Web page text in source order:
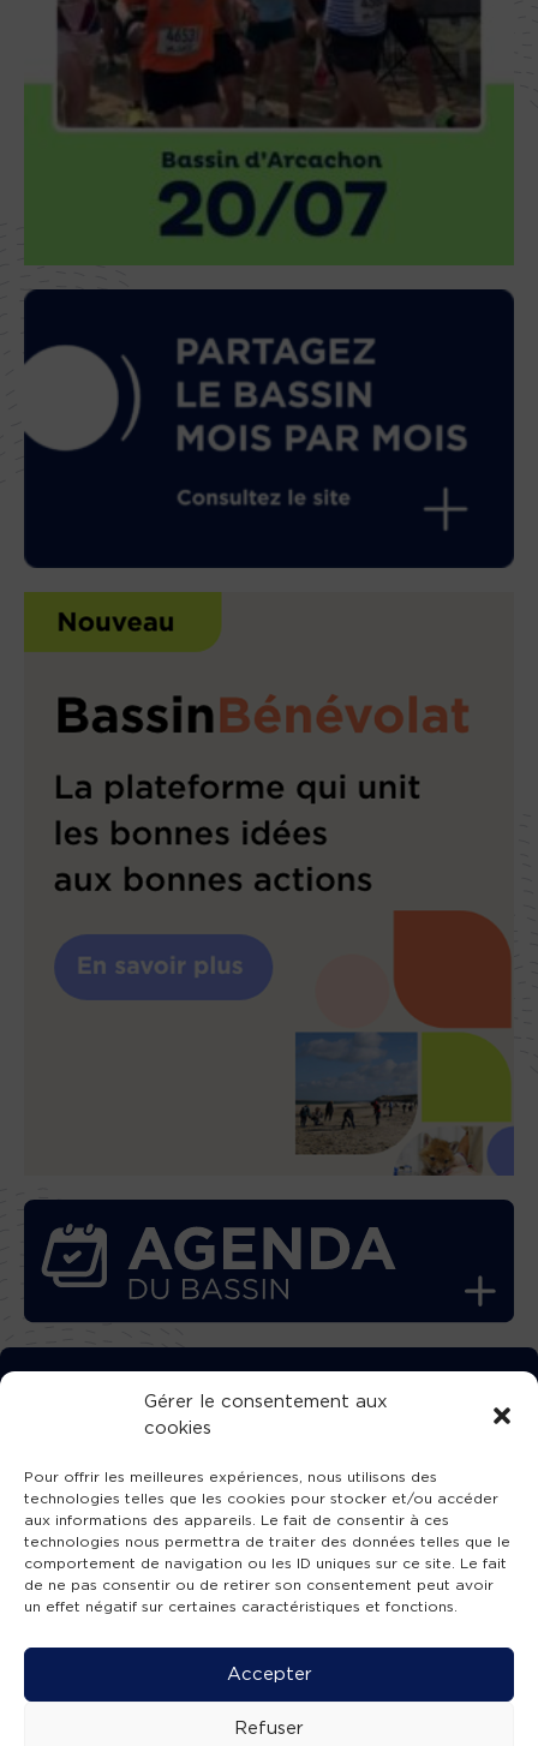
Gérer le consentement aux
cookies
Pour offrir les meilleures expériences, nous utilisons des
technologies telles que les cookies pour stocker et/ou accéder
aux informations des appareils. Le fait de consentir à ces
technologies nous permettra de traiter des données telles que le
comportement de navigation ou les ID uniques sur ce site. Le fait
de ne pas consentir ou de retirer son consentement peut avoir
un effet négatif sur certaines caractéristiques et fonctions.
Accepter
Refuser
TÉLÉCHARGEZ GRATUITEMENT
L’APPLICATION TVBA !
SUIVEZ-NOUS !
Mentions légales -Accessibilité